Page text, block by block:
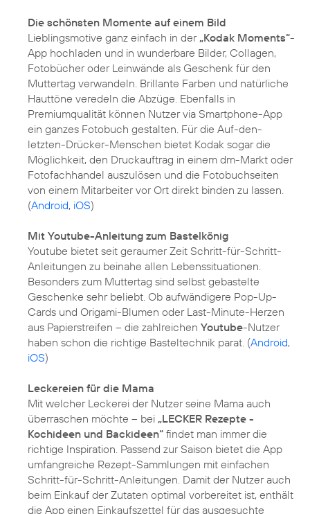
Die schönsten Momente auf einem Bild
Lieblingsmotive ganz einfach in der„Kodak Moments“-
App hochladen und in wunderbare Bilder, Collagen,
Fotobücher oder Leinwände als Geschenk für den
Muttertag verwandeln. Brillante Farben und natürliche
Hauttöne veredeln die Abzüge. Ebenfalls in
Premiumqualität können Nutzer via Smartphone-App
ein ganzes Fotobuch gestalten. Für die Auf-den-
letzten-Drücker-Menschen bietet Kodak sogar die
Möglichkeit, den Druckauftrag in einem dm-Markt oder
Fotofachhandel auszulösen und die Fotobuchseiten
von einem Mitarbeiter vor Ort direkt binden zu lassen.
(Android, iOS)
Mit Youtube-Anleitung zum Bastelkönig
Youtube bietet seit geraumer Zeit Schritt-für-Schritt-
Anleitungen zu beinahe allen Lebenssituationen.
Besonders zum Muttertag sind selbst gebastelte
Geschenke sehr beliebt. Ob aufwändigere Pop-Up-
Cards und Origami-Blumen oder Last-Minute-Herzen
aus Papierstreifen – die zahlreichen Youtube-Nutzer
haben schon die richtige Basteltechnik parat. (Android,
iOS)
Leckereien für die Mama
Mit welcher Leckerei der Nutzer seine Mama auch
überraschen möchte – bei „LECKER Rezepte -
Kochideen und Backideen“ findet man immer die
richtige Inspiration. Passend zur Saison bietet die App
umfangreiche Rezept-Sammlungen mit einfachen
Schritt-für-Schritt-Anleitungen. Damit der Nutzer auch
beim Einkauf der Zutaten optimal vorbereitet ist, enthält
die App einen Einkaufszettel für das ausgesuchte